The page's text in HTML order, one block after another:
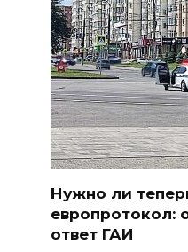
Нужно ли
европротокол:
ответ ГАИ